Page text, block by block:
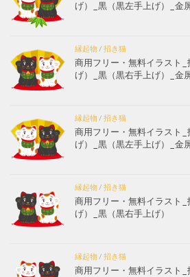
げ）_黒（黒左手上げ）_金
縁起物/ 招き猫
商用フリー・無料イラスト
げ）_黒（黒右手上げ）_金
縁起物/ 招き猫
商用フリー・無料イラスト
げ）_黒（黒左手上げ）_金
縁起物/ 招き猫
商用フリー・無料イラスト
げ）_黒（黒右手上げ）
縁起物/ 招き猫
商用フリー・無料イラスト